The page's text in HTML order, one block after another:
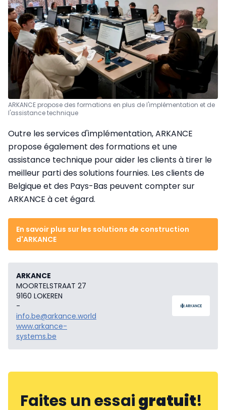
ARKANCE propose des formations en plus de l'implémentation et de
l'assistance technique
Outre les services d'implémentation, ARKANCE
propose également des formations et une
assistance technique pour aider les clients à tirer le
meilleur parti des solutions fournies. Les clients de
Belgique et des Pays-Bas peuvent compter sur
ARKANCE à cet égard.
En savoir plus sur les solutions de construction
d'ARKANCE
ARKANCE
MOORTELSTRAAT 27
9160 LOKEREN
-
info.be@arkance.world
www.arkance-
systems.be
Faites un essaigratuit!